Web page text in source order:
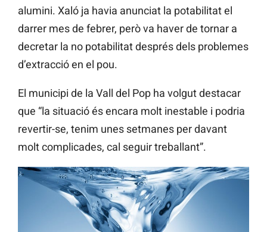
alumini. Xaló ja havia anunciat la potabilitat el
darrer mes de febrer, però va haver de tornar a
decretar la no potabilitat després dels problemes
d’extracció en el pou.
El municipi de la Vall del Pop ha volgut destacar
que “la situació és encara molt inestable i podria
revertir-se, tenim unes setmanes per davant
molt complicades, cal seguir treballant”.